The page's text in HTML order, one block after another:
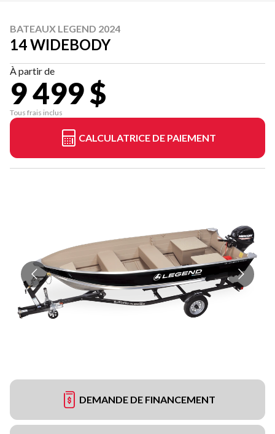
BATEAUX LEGEND 2024
14 WIDEBODY
À partir de
9 499 $
Tous frais inclus
CALCULATRICE DE PAIEMENT
DEMANDE DE FINANCEMENT